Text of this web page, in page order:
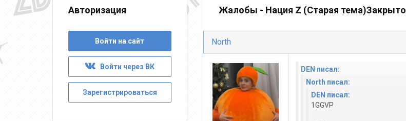
Жалобы - Нация Z (Старая тема)Закрыто
North
DEN писал:
North писал:
DEN писал:
1GGVP
Авторизация
Войти на сайт
Войти через ВК
Зарегистрироваться